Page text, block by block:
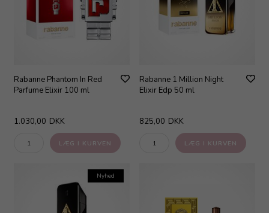
Rabanne Phantom In Red
Parfume Elixir 100 ml
1.030,00 DKK
Rabanne 1 Million Night
Elixir Edp 50 ml
825,00 DKK
Nyhed